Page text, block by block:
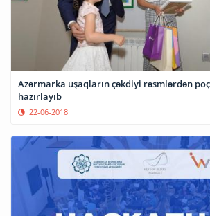
Azərmarka uşaqların çəkdiyi rəsmlərdən poçt
hazırlayıb
22-06-2018